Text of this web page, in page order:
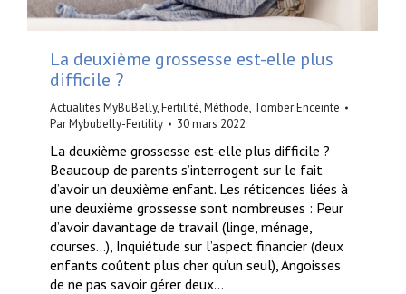
La deuxième grossesse est-elle plus
difficile ?
Actualités MyBuBelly,Fertilité,Méthode, Tomber Enceinte
ParMybubelly-Fertility 30 mars 2022
La deuxième grossesse est-elle plus difficile ?
Beaucoup de parents s’interrogent sur le fait
d’avoir un deuxième enfant. Les réticences liées à
une deuxième grossesse sont nombreuses : Peur
d’avoir davantage de travail (linge, ménage,
courses…), Inquiétude sur l’aspect financier (deux
enfants coûtent plus cher qu’un seul), Angoisses
de ne pas savoir gérer deux…